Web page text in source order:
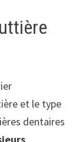
et le type
dentaires